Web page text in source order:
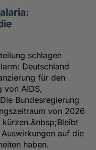
schlagen
Deutschland
für den
von AIDS,
Bundesregierung
von 2026
auf die
haben.